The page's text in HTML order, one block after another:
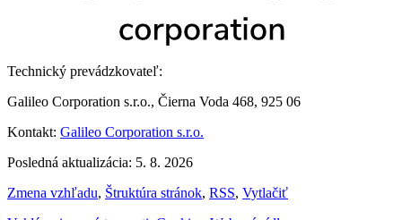
Technický prevádzkovateľ:
Galileo Corporation s.r.o., Čierna Voda 468, 925 06
Kontakt: Galileo Corporation s.r.o.
Posledná aktualizácia: 5. 8. 2026
Zmena vzhľadu, Štruktúra stránok, RSS, Vytlačiť